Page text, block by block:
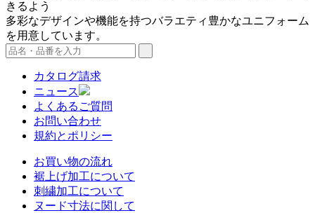
きるよう
多彩なデザインや機能を持つバラエティ豊かなユニフォーム
を用意しています。
カタログ請求
ニュース
よくあるご質問
お問い合わせ
規約とポリシー
お買い物の流れ
裾上げ加工について
刺繍加工について
ヌード寸法に関して